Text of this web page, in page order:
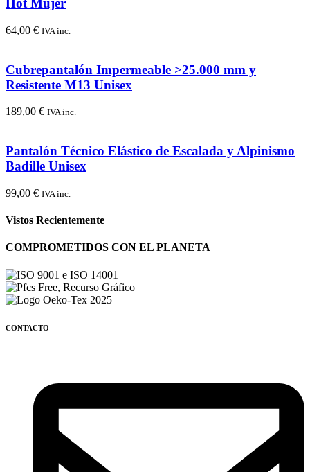
Hot Mujer
64,00 € IVA inc.
Cubrepantalón Impermeable >25.000 mm y
Resistente M13 Unisex
189,00 € IVA inc.
Pantalón Técnico Elástico de Escalada y Alpinismo
Badille Unisex
99,00 € IVA inc.
Vistos Recientemente
COMPROMETIDOS CON EL PLANETA
CONTACTO